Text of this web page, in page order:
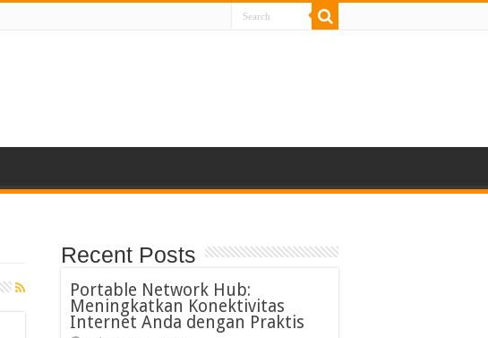
Recent Posts
Portable Network Hub:
Meningkatkan Konektivitas
Internet Anda dengan Praktis